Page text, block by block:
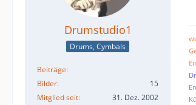
Drumstudio1
Drums, Cymbals
Beiträge
Bilder
15
Mitglied seit
31. Dez. 2002